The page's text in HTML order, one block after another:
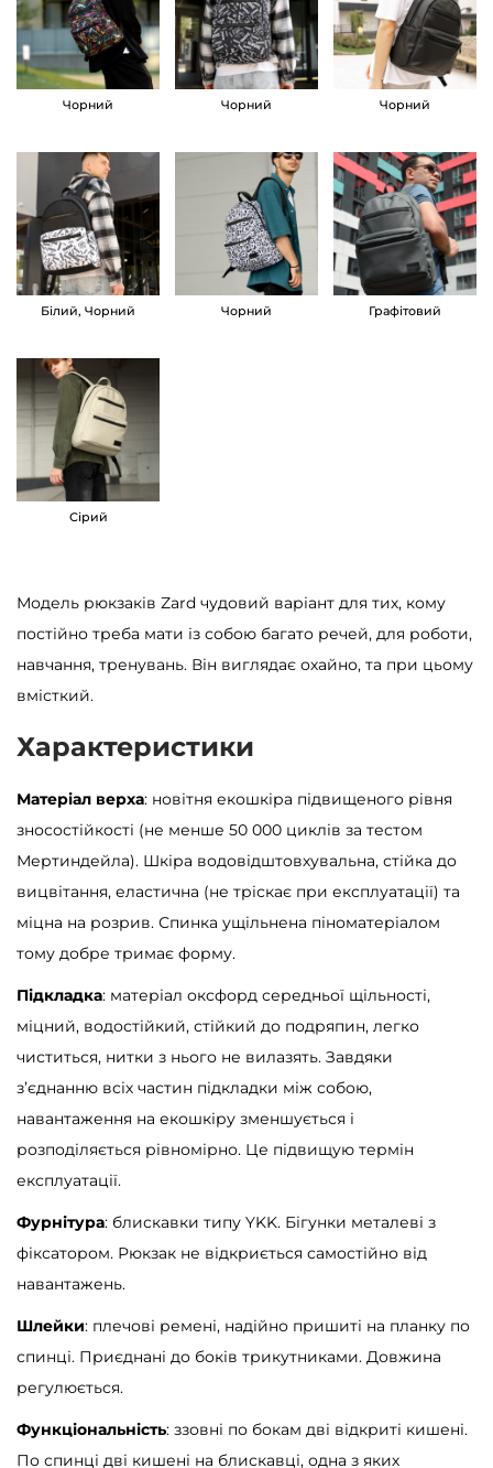
и
й
S
a
a
g
Z
a
r
L
T
с
и
й
к
і
л
к
Чорний Чорний Чорний
Білий, Чорний Чорний Графітовий
Сірий
Модель рюкзаків Zard чудовий варіант для тих, кому
постійно треба мати із собою багато речей, для роботи,
навчання, тренувань. Він виглядає охайно, та при цьому
вмісткий.
Характеристики
Матеріал верха: новітня екошкіра підвищеного рівня
зносостійкості (не менше 50 000 циклів за тестом
Мертиндейла). Шкіра водовідштовхувальна, стійка до
вицвітання, еластична (не тріскає при експлуатації) та
міцна на розрив. Спинка ущільнена піноматеріалом
тому добре тримає форму.
Підкладка: матеріал оксфорд середньої щільності,
міцний, водостійкий, стійкий до подряпин, легко
чиститься, нитки з нього не вилазять. Завдяки
з’єднанню всіх частин підкладки між собою,
навантаження на екошкіру зменшується і
розподіляється рівномірно. Це підвищую термін
експлуатації.
Фурнітура: блискавки типу YKK. Бігунки металеві з
фіксатором. Рюкзак не відкриється самостійно від
навантажень.
Шлейки: плечові ремені, надійно пришиті на планку по
спинці. Приєднані до боків трикутниками. Довжина
регулюється.
Функціональність: ззовні по бокам дві відкриті кишені.
По спинці дві кишені на блискавці, одна з яких